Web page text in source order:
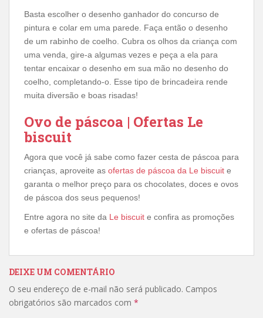
Basta escolher o desenho ganhador do concurso de
pintura e colar em uma parede. Faça então o desenho
de um rabinho de coelho. Cubra os olhos da criança com
uma venda, gire-a algumas vezes e peça a ela para
tentar encaixar o desenho em sua mão no desenho do
coelho, completando-o. Esse tipo de brincadeira rende
muita diversão e boas risadas!
Ovo de páscoa | Ofertas Le
biscuit
Agora que você já sabe como fazer cesta de páscoa para
crianças, aproveite as ofertas de páscoa da Le biscuit e
garanta o melhor preço para os chocolates, doces e ovos
de páscoa dos seus pequenos!
Entre agora no site da Le biscuit e confira as promoções
e ofertas de páscoa!
DEIXE UM COMENTÁRIO
O seu endereço de e-mail não será publicado. Campos
obrigatórios são marcados com *